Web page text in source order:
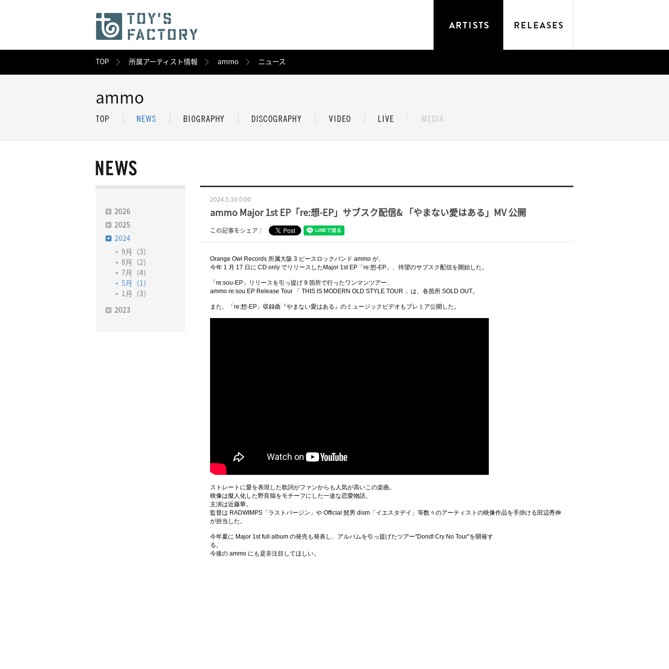
TOP 所属アーティスト情報 ammo ニュース
ammo
2026
2025
2024
9月（3）
8月（2）
7月（4）
5月（1）
1月（3）
2023
2024.5.10 0:00
ammo Major 1st EP「re:想-EP」サブスク配信& 「やまない愛はある」MV 公開
この記事をシェア：
Orange Owl Records 所属大阪 3 ピースロックバンド ammo が、
今年 1 月 17 日に CD only でリリースした Major 1st EP 「 re:想-EP 」、待望のサブスク配信を開始した。
「 re:sou-EP 」リリースを引っ提げ 9 箇所で行ったワンマンツアー、
ammo re:sou EP Release Tour
「 THIS IS MODERN OLD STYLE TOUR 」は、各箇所 SOLD OUT。
また、「 re:想-EP 」収録曲『やまない愛はある』のミュージックビデオもプレミア公開した。
スト レートに愛を表現した歌詞がファンからも人気が高いこの楽曲。
映像は擬人化した野良猫をモチーフにした一途な恋愛物語。
主演は近藤華。
監督は RADWIMPS「ラストバージン」や Official 髭男 dism「イエスタデイ」 等数々のアーティストの映像作品を手掛ける田辺秀伸
が担当した。
今年夏に Major 1st full album の発売も発表し、アルバムを引っ提げたツアー"Dondt Cry No Tour"を開催す
る。
今後の ammo にも是非注目してほしい。